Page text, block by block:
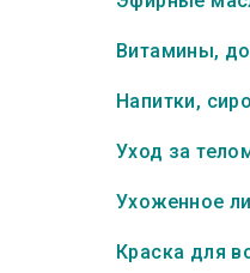
Витамины,
Напитки,
Уход за
Ухоженное
Краска для